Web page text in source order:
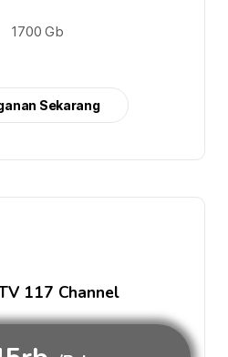
1700 Gb
Sekarang
117 Channel